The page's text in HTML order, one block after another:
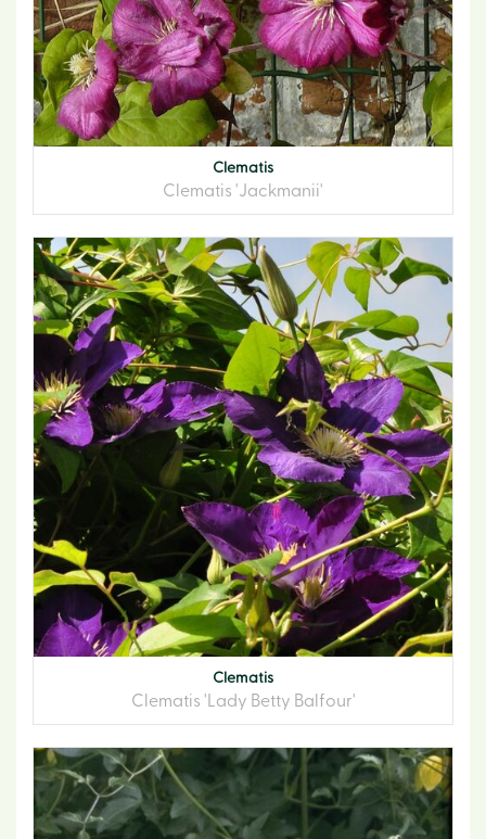
Clematis
Clematis 'Jackmanii'
Clematis
Clematis 'Lady Betty Balfour'